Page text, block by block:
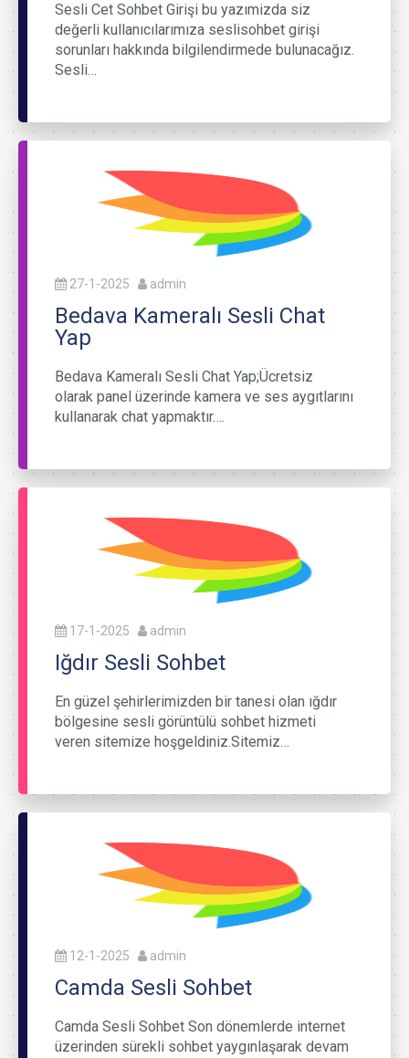
Sesli Cet Sohbet Girişi bu yazımizda siz
değerli kullanıcılarımıza seslisohbet girişi
sorunları hakkında bilgilendirmede bulunacağız.
Sesli…
27-1-2025 admin
Bedava Kameralı Sesli Chat
Yap
Bedava Kameralı Sesli Chat Yap;Ücretsiz
olarak panel üzerinde kamera ve ses aygıtlarını
kullanarak chat yapmaktır….
17-1-2025 admin
Iğdır Sesli Sohbet
En güzel şehirlerimizden bir tanesi olan ığdır
bölgesine sesli görüntülü sohbet hizmeti
veren sitemize hoşgeldiniz.Sitemiz…
12-1-2025 admin
Camda Sesli Sohbet
Camda Sesli Sohbet Son dönemlerde internet
üzerinden sürekli sohbet yaygınlaşarak devam